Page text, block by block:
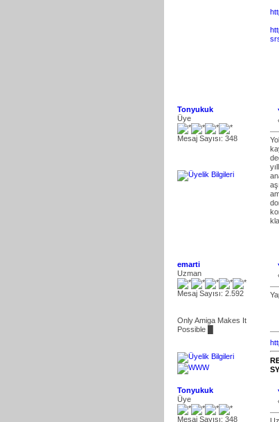
Tonyukuk
Üye
Mesaj Sayısı: 348
emarti
Uzman
Mesaj Sayısı: 2.592
Only Amiga Makes It
Possible █
Tonyukuk
Üye
Mesaj Sayısı: 348